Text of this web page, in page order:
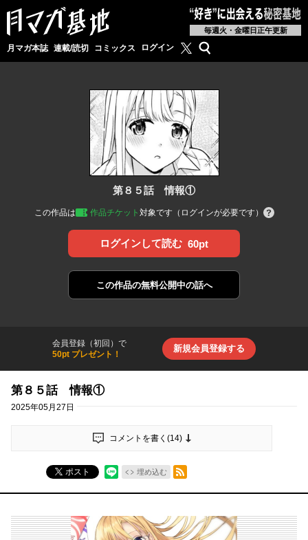
毎週火・金曜日正午更新
月マガ本誌 連載/読切 コミックス ログイン 月マガ基地公式X
検索
第８５話 情報①
この作品は 作品チケット 対象です（ログインが必要です）
ログインして読む 60pt
この作品の無料公開中の話へ
会員登録（初回）で
50pt プレゼント！
新規会員登録する
第８５話 情報①
2025年05月27日
コメントを書く(14)
ポスト 埋め込む
RSSフィード